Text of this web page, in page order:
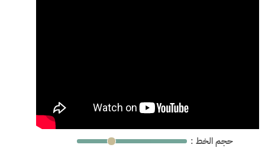
: حجم الخط